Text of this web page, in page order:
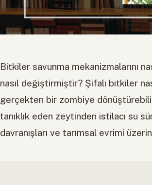
Bitkiler savunma mekanizmalarını
nasıl değiştirmiştir? Şifalı bitkiler
gerçekten bir zombiye
tanıklık eden zeytinden istilacı su
davranışları ve tarımsal evrimi